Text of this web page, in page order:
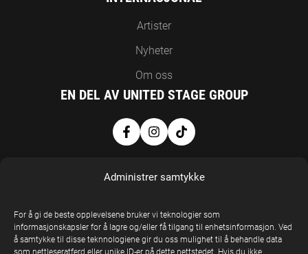
Administrer samtykke
For å gi de beste opplevelsene bruker vi teknologier som
informasjonskapsler for å lagre og/eller få tilgang til enhetsinformasjon. Ved
å samtykke til disse teknnologiene gir du oss mulighet til å behandle data
som nettleseratferd eller unike ID-er på dette nettstedet. Hvis du ikke
Artister
Nyheter
Om oss
EN DEL AV UNITED STAGE GROUP
United Stage